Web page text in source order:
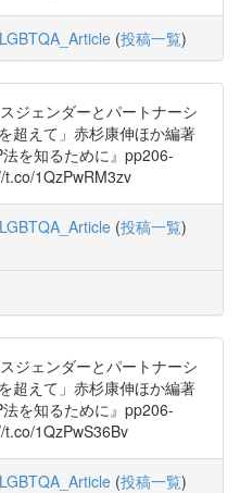
(投稿一覧)
ジェンダーとパートナーシ
超えて」赤杉康伸ほか編著
を知るために』pp206-
1QzPwRM3zv
(投稿一覧)
ジェンダーとパートナーシ
超えて」赤杉康伸ほか編著
を知るために』pp206-
1QzPwS36Bv
(投稿一覧)